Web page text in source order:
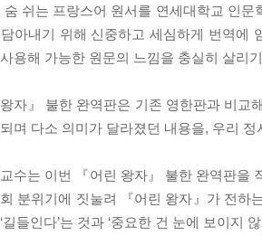
숨 쉬는 프랑스어 원서를 연세대학교 인
아내기 위해 신중하고 세심하게 번역에
용해 가능한 원문의 느낌을 충실히 살리
왕자』 불한 완역판은 기존 영한판과 비
며 다소 의미가 달라졌던 내용을, 우리
수는 이번 『어린 왕자』 불한 완역판을
분위기에 짓눌려 『어린 왕자』가 전하
길들인다’는 것과 ‘중요한 건 눈에 보이지